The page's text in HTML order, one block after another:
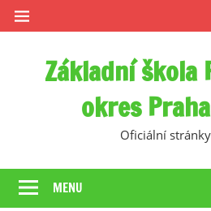
Skip
to
Základní škola
okres
Oficiální
MENU